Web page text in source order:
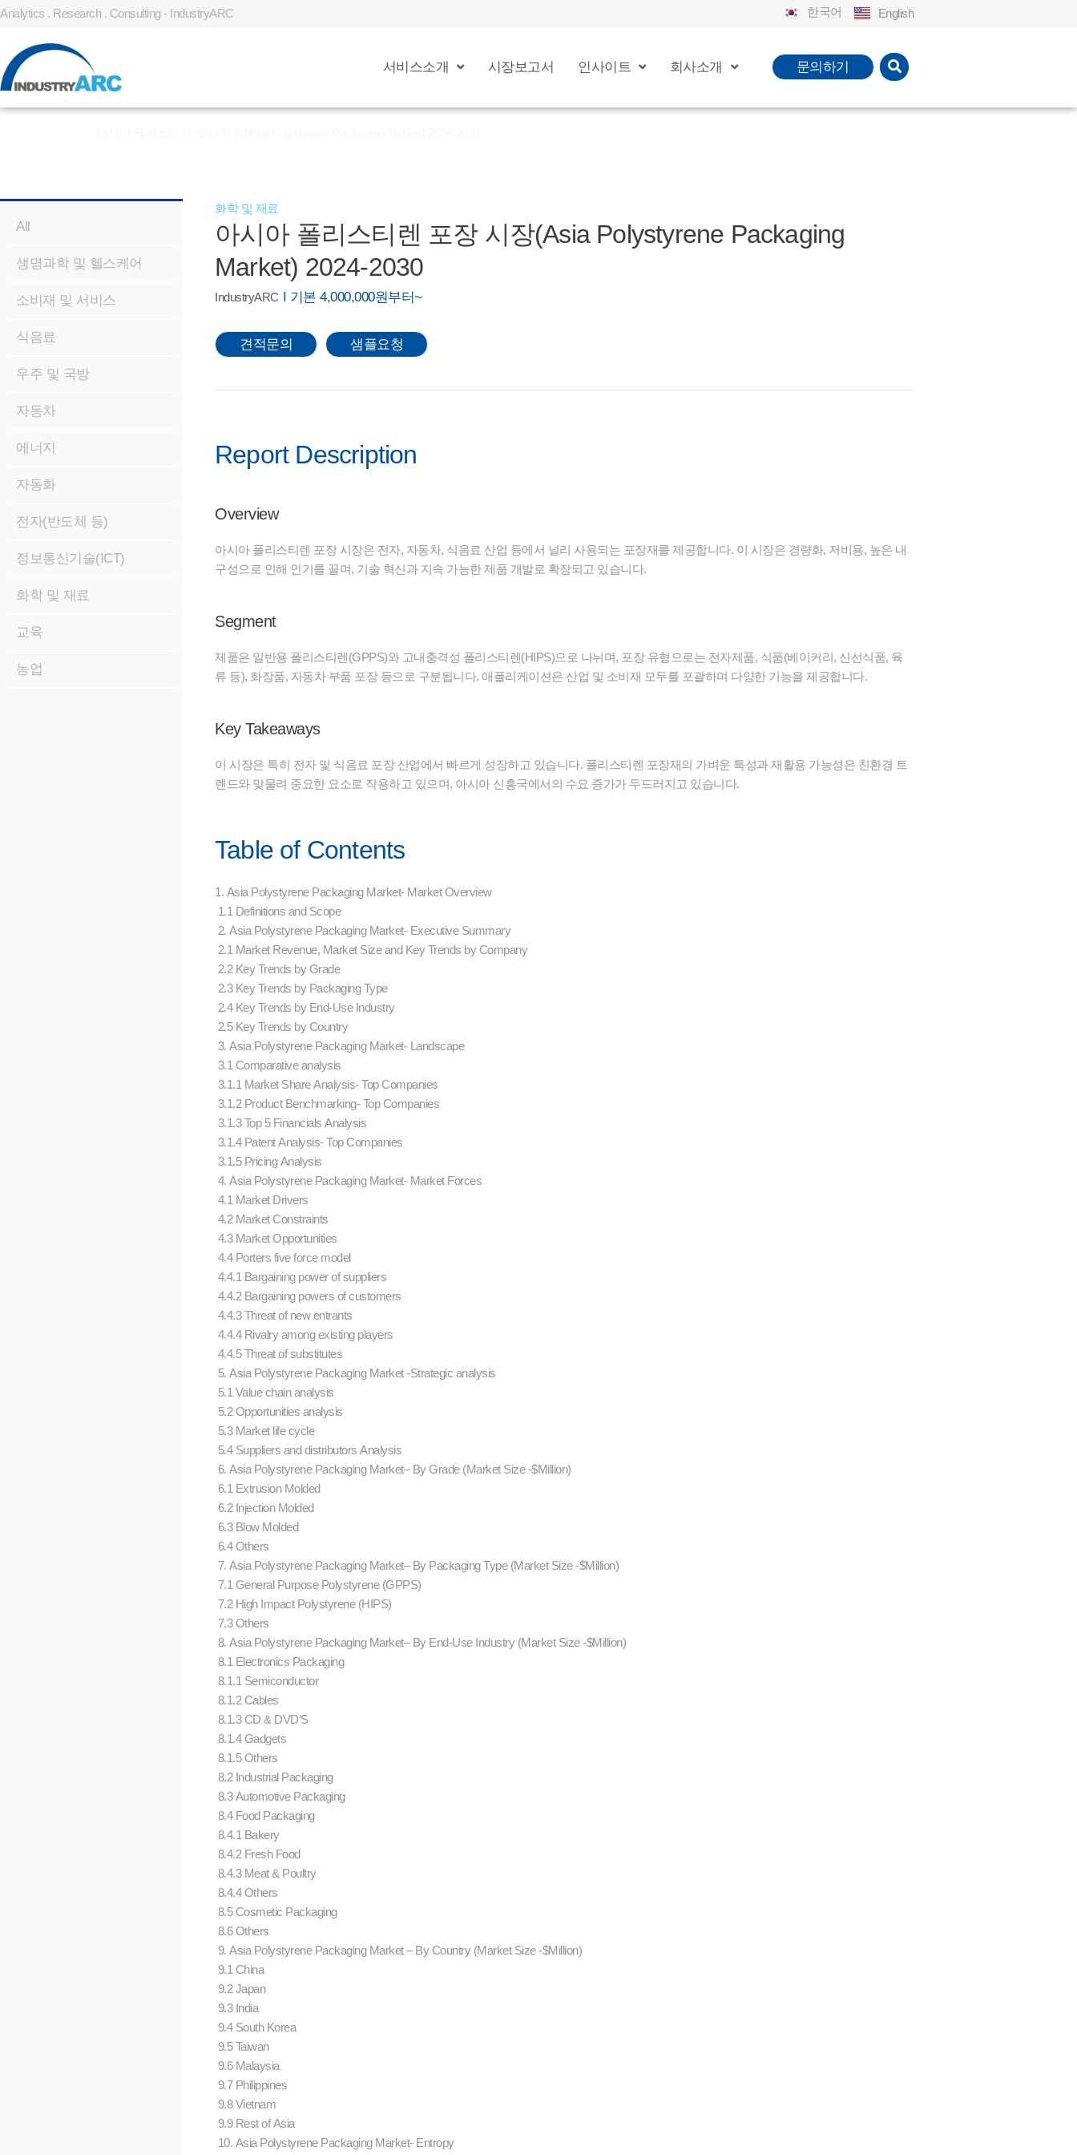
Analytics . Research . Consulting - IndustryARC 한국어 English
서비스소개 시장보고서 인사이트 회사소개 문의하기
All
생명과학 및 헬스케어
소비재 및 서비스
식음료
우주 및 국방
자동차
에너지
자동화
전자(반도체 등)
정보통신기술(ICT)
화학 및 재료
교육
농업
화학 및 재료
아시아 폴리스티렌 포장 시장(Asia Polystyrene Packaging
Market) 2024-2030
IndustryARC I 기본 4,000,000원부터~
견적문의 샘플요청
Report Description
Overview
아시아 폴리스티렌 포장 시장은 전자, 자동차, 식음료 산업 등에서 널리 사용되는 포장재를 제공합니다. 이 시장은 경량화, 저비용, 높은 내
구성으로 인해 인기를 끌며, 기술 혁신과 지속 가능한 제품 개발로 확장되고 있습니다.
Segment
제품은 일반용 폴리스티렌(GPPS)와 고내충격성 폴리스티렌(HIPS)으로 나뉘며, 포장 유형으로는 전자제품, 식품(베이커리, 신선식품, 육
류 등), 화장품, 자동차 부품 포장 등으로 구분됩니다. 애플리케이션은 산업 및 소비재 모두를 포괄하며 다양한 기능을 제공합니다.
Key Takeaways
이 시장은 특히 전자 및 식음료 포장 산업에서 빠르게 성장하고 있습니다. 폴리스티렌 포장재의 가벼운 특성과 재활용 가능성은 친환경 트
렌드와 맞물려 중요한 요소로 작용하고 있으며, 아시아 신흥국에서의 수요 증가가 두드러지고 있습니다.
Table of Contents
1. Asia Polystyrene Packaging Market- Market Overview
1.1 Definitions and Scope
2. Asia Polystyrene Packaging Market- Executive Summary
2.1 Market Revenue, Market Size and Key Trends by Company
2.2 Key Trends by Grade
2.3 Key Trends by Packaging Type
2.4 Key Trends by End-Use Industry
2.5 Key Trends by Country
3. Asia Polystyrene Packaging Market- Landscape
3.1 Comparative analysis
3.1.1 Market Share Analysis- Top Companies
3.1.2 Product Benchmarking- Top Companies
3.1.3 Top 5 Financials Analysis
3.1.4 Patent Analysis- Top Companies
3.1.5 Pricing Analysis
4. Asia Polystyrene Packaging Market- Market Forces
4.1 Market Drivers
4.2 Market Constraints
4.3 Market Opportunities
4.4 Porters five force model
4.4.1 Bargaining power of suppliers
4.4.2 Bargaining powers of customers
4.4.3 Threat of new entrants
4.4.4 Rivalry among existing players
4.4.5 Threat of substitutes
5. Asia Polystyrene Packaging Market -Strategic analysis
5.1 Value chain analysis
5.2 Opportunities analysis
5.3 Market life cycle
5.4 Suppliers and distributors Analysis
6. Asia Polystyrene Packaging Market– By Grade (Market Size -$Million)
6.1 Extrusion Molded
6.2 Injection Molded
6.3 Blow Molded
6.4 Others
7. Asia Polystyrene Packaging Market– By Packaging Type (Market Size -$Million)
7.1 General Purpose Polystyrene (GPPS)
7.2 High Impact Polystyrene (HIPS)
7.3 Others
8. Asia Polystyrene Packaging Market– By End-Use Industry (Market Size -$Million)
8.1 Electronics Packaging
8.1.1 Semiconductor
8.1.2 Cables
8.1.3 CD & DVD’S
8.1.4 Gadgets
8.1.5 Others
8.2 Industrial Packaging
8.3 Automotive Packaging
8.4 Food Packaging
8.4.1 Bakery
8.4.2 Fresh Food
8.4.3 Meat & Poultry
8.4.4 Others
8.5 Cosmetic Packaging
8.6 Others
9. Asia Polystyrene Packaging Market – By Country (Market Size -$Million)
9.1 China
9.2 Japan
9.3 India
9.4 South Korea
9.5 Taiwan
9.6 Malaysia
9.7 Philippines
9.8 Vietnam
9.9 Rest of Asia
10. Asia Polystyrene Packaging Market- Entropy